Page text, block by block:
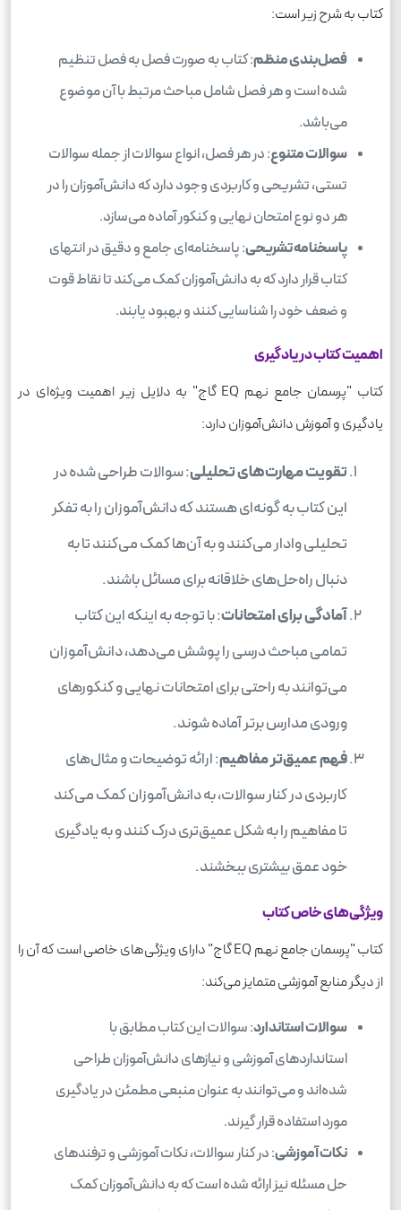
کتاب به شرح زیر است:
فصل‌بندی منظم: کتاب به صورت فصل به فصل تنظیم
شده است و هر فصل شامل مباحث مرتبط با آن موضوع
می‌باشد.
سوالات متنوع: در هر فصل، انواع سوالات از جمله سوالات
تستی، تشریحی و کاربردی وجود دارد که دانش‌آموزان را در
هر دو نوع امتحان نهایی و کنکور آماده می‌سازد.
پاسخنامه تشریحی: پاسخنامه‌ای جامع و دقیق در انتهای
کتاب قرار دارد که به دانش‌آموزان کمک می‌کند تا نقاط قوت
و ضعف خود را شناسایی کنند و بهبود یابند.
اهمیت کتاب در یادگیری
کتاب "پرسمان جامع نهم EQ گاج" به دلایل زیر اهمیت ویژه‌ای در
یادگیری و آموزش دانش‌آموزان دارد:
تقویت مهارت‌های تحلیلی: سوالات طراحی شده در
این کتاب به گونه‌ای هستند که دانش‌آموزان را به تفکر
تحلیلی وادار می‌کنند و به آن‌ها کمک می‌کنند تا به
دنبال راه‌حل‌های خلاقانه برای مسائل باشند.
آمادگی برای امتحانات: با توجه به اینکه این کتاب
تمامی مباحث درسی را پوشش می‌دهد، دانش‌آموزان
می‌توانند به راحتی برای امتحانات نهایی و کنکورهای
ورودی مدارس برتر آماده شوند.
فهم عمیق‌تر مفاهیم: ارائه توضیحات و مثال‌های
کاربردی در کنار سوالات، به دانش‌آموزان کمک می‌کند
تا مفاهیم را به شکل عمیق‌تری درک کنند و به یادگیری
خود عمق بیشتری ببخشند.
ویژگی‌های خاص کتاب
کتاب "پرسمان جامع نهم EQ گاج" دارای ویژگی‌های خاصی است که آن را
از دیگر منابع آموزشی متمایز می‌کند:
سوالات استاندارد: سوالات این کتاب مطابق با
استانداردهای آموزشی و نیازهای دانش‌آموزان طراحی
شده‌اند و می‌توانند به عنوان منبعی مطمئن در یادگیری
مورد استفاده قرار گیرند.
نکات آموزشی: در کنار سوالات، نکات آموزشی و ترفندهای
حل مسئله نیز ارائه شده است که به دانش‌آموزان کمک